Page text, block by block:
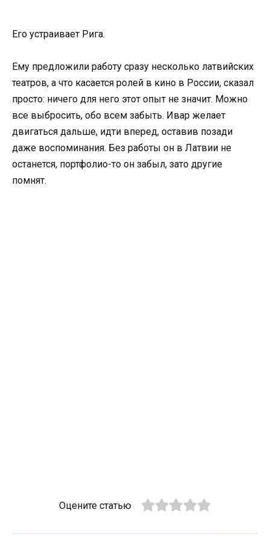
Его устраивает Рига.
Ему предложили работу сразу несколько латвийских
театров, а что касается ролей в кино в России, сказал
просто: ничего для него этот опыт не значит. Можно
все выбросить, обо всем забыть. Ивар желает
двигаться дальше, идти вперед, оставив позади
даже воспоминания. Без работы он в Латвии не
останется, портфолио-то он забыл, зато другие
помнят.
Оцените статью